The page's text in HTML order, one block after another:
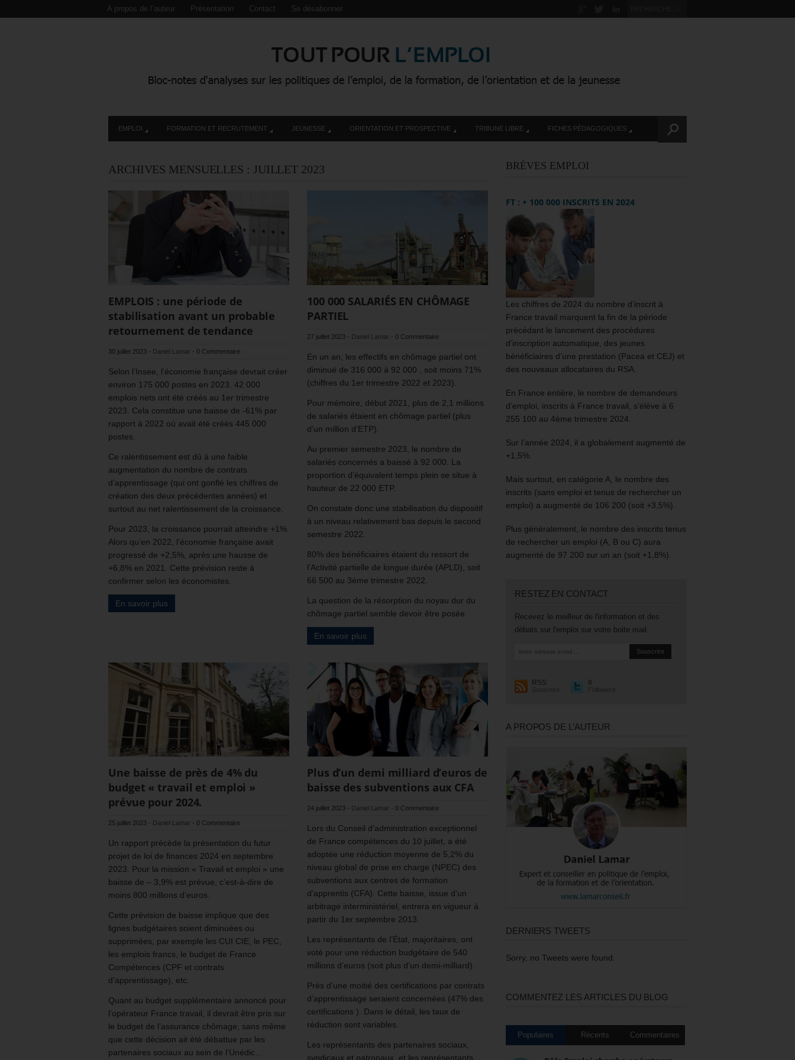
A propos de l’auteur Présentation Contact Se désabonner
EMPLOI FORMATION ET RECRUTEMENT JEUNESSE ORIENTATION ET PROSPECTIVE TRIBUNE LIBRE FICHES PÉDAGOGIQUES
ARCHIVES MENSUELLES : JUILLET 2023
EMPLOIS : une période de
stabilisation avant un probable
retournement de tendance
30 juillet 2023 - Daniel Lamar - 0 Commentaire
Selon l’Insee, l’économie française devrait créer
environ 175 000 postes en 2023. 42 000
emplois nets ont été créés au 1er trimestre
2023. Cela constitue une baisse de -61% par
rapport à 2022 où avait été créés 445 000
postes.
Ce ralentissement est dû à une faible
augmentation du nombre de contrats
d’apprentissage (qui ont gonflé les chiffres de
création des deux précédentes années) et
surtout au net ralentissement de la croissance.
Pour 2023, la croissance pourrait atteindre +1%.
Alors qu’en 2022, l’économie française avait
progressé de +2,5%, après une hausse de
+6,8% en 2021. Cette prévision reste à
confirmer selon les économistes.
En savoir plus
100 000 SALARIÉS EN CHÔMAGE
PARTIEL
27 juillet 2023 - Daniel Lamar - 0 Commentaire
En un an, les effectifs en chômage partiel ont
diminué de 316 000 à 92 000 , soit moins 71%
(chiffres du 1er trimestre 2022 et 2023).
Pour mémoire, début 2021, plus de 2,1 millions
de salariés étaient en chômage partiel (plus
d’un million d’ETP).
Au premier semestre 2023, le nombre de
salariés concernés a baissé à 92 000. La
proportion d’équivalent temps plein se situe à
hauteur de 22 000 ETP.
On constate donc une stabilisation du dispositif
à un niveau relativement bas depuis le second
semestre 2022.
80% des bénéficiaires étaient du ressort de
l’Activité partielle de longue durée (APLD), soit
66 500 au 3ème trimestre 2022.
La question de la résorption du noyau dur du
chômage partiel semble devoir être posée.
En savoir plus
Une baisse de près de 4% du
budget « travail et emploi »
prévue pour 2024.
25 juillet 2023 - Daniel Lamar - 0 Commentaire
Un rapport précède la présentation du futur
projet de loi de finances 2024 en septembre
2023. Pour la mission « Travail et emploi » une
baisse de – 3,9% est prévue, c’est-à-dire de
moins 800 millions d’euros.
Cette prévision de baisse implique que des
lignes budgétaires soient diminuées ou
supprimées, par exemple les CUI CIE, le PEC,
les emplois francs, le budget de France
Compétences (CPF et contrats
d’apprentissage), etc.
Quant au budget supplémentaire annoncé pour
l’opérateur France travail, il devrait être pris sur
le budget de l’assurance chômage, sans même
que cette décision ait été débattue par les
partenaires sociaux au sein de l’Unédic…
Plus d’un demi milliard d’euros de
baisse des subventions aux CFA
24 juillet 2023 - Daniel Lamar - 0 Commentaire
Lors du Conseil d’administration exceptionnel
de France compétences du 10 juillet, a été
adoptée une réduction moyenne de 5,2% du
niveau global de prise en charge (NPEC) des
subventions aux centres de formation
d’apprentis (CFA). Cette baisse, issue d’un
arbitrage interministériel, entrera en vigueur à
partir du 1er septembre 2013.
Les représentants de l’État, majoritaires, ont
voté pour une réduction budgétaire de 540
millions d’euros (soit plus d’un demi-milliard).
Près d’une moitié des certifications par contrats
d’apprentissage seraient concernées (47% des
certifications ). Dans le détail, les taux de
réduction sont variables.
Les représentants des partenaires sociaux,
syndicaux et patronaux, et les représentants
BRÈVES EMPLOI
FT : + 100 000 INSCRITS EN 2024
Les chiffres de 2024 du nombre d’inscrit à
France travail marquent la fin de la période
précédant le lancement des procédures
d’inscription automatique, des jeunes
bénéficiaires d’une prestation (Pacea et CEJ) et
des nouveaux allocataires du RSA.
En France entière, le nombre de demandeurs
d’emploi, inscrits à France travail, s’élève à 6
255 100 au 4ème trimestre 2024.
Sur l’année 2024, il a globalement augmenté de
+1,5%.
Mais surtout, en catégorie A, le nombre des
inscrits (sans emploi et tenus de rechercher un
emploi) a augmenté de 106 200 (soit +3,5%).
Plus généralement, le nombre des inscrits tenus
de rechercher un emploi (A, B ou C) aura
augmenté de 97 200 sur un an (soit +1,8%).
RESTEZ EN CONTACT
Recevez le meilleur de l'information et des
débats sur l'emploi sur votre boite mail.
RSS
Souscrire
0
Followers
A PROPOS DE L’AUTEUR
DERNIERS TWEETS
Sorry, no Tweets were found.
COMMENTEZ LES ARTICLES DU BLOG
Populaires Récents Commentaires